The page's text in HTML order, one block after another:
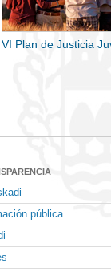
VI Plan de Justicia
pública